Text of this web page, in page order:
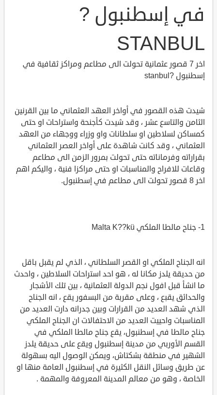
في إسطنبول ?
STANBUL
اخر 7 قصور عثمانية تحولت الى مطاعم ومراكز ثقافية في
إسطنبول ?stanbul
شيدت هذه القصور في أواخر العهد العثماني ما بين القرنين
الثامن والتاسع عشر ، وقد شيدت كأجنحة واستراحات او حتى
كمساكن لسلاطين او سلطانات واو وزراء ووجهاء من العهد
العثماني ، وقد كانت شاهدة على أواخر العصر العثماني
بقراراته وفرماناته حتى تحولت بمرور الزمن الى مطاعم
وقاعات للافراح والمناسبات او حتى مراكزا فنية ، واليكم اهم
اخر 8 قصور تحولت الى مطاعم في إسطنبول.
1- جناح مالطا الملكي Malta K??kü
انه الجناح الملكي او القصر السلطاني ، الذي لم يقبل باقل
من حديقة يلدز مكانا له ، هو احد استراحات السلاطين ، واحدث
ما انشأ قبل افول نجم الدولة العثمانية ، بين تلك الأشجار
والحدائق يقبع ، وعلى مقربة من البسفور يقع ، انه الجناح
الذي شهد العديد من القرارات وبين جدرانه دارت العديد من
المناسبات واحييت العديد من الاحتفالات ان الجناح الملكي
جناح مالطا في إسطنبول، يقع جناح مالطا الملكي في
القسم الأوربي من مدينة إسطنبول ويقع على حديقة يلدز
الشهير في منطقة بشكتاش، ويمكن الوصول اليه بسهولة
عن طريق وسائل النقل الكثيرة في إسطنبول العامة منها او
الخاصة ، وهو من معالم المدينة المعروفة والمهمة .